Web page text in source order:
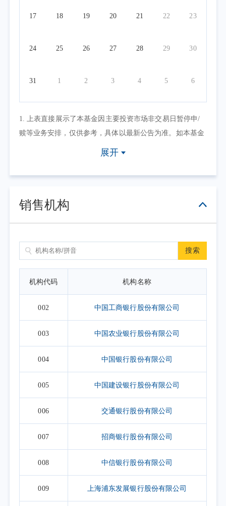
17 18 19 20 21 22 23
24 25 26 27 28 29 30
31 1 2 3 4 5 6
1. 上表直接展示了本基金因主要投资市场非交易日暂停申/
赎等业务安排，仅供参考，具体以最新公告为准。如本基金
因其他原因暂停申/赎等业务或有其他交易状态限制的，可点
2. 上表默认展示一个自然月的开放日安排，如需要查询本基
间区间。
展开
销售机构
搜索
机构代码 机构名称
002 中国工商银行股份有限公司
003 中国农业银行股份有限公司
004 中国银行股份有限公司
005 中国建设银行股份有限公司
006 交通银行股份有限公司
007 招商银行股份有限公司
008 中信银行股份有限公司
009 上海浦东发展银行股份有限公司